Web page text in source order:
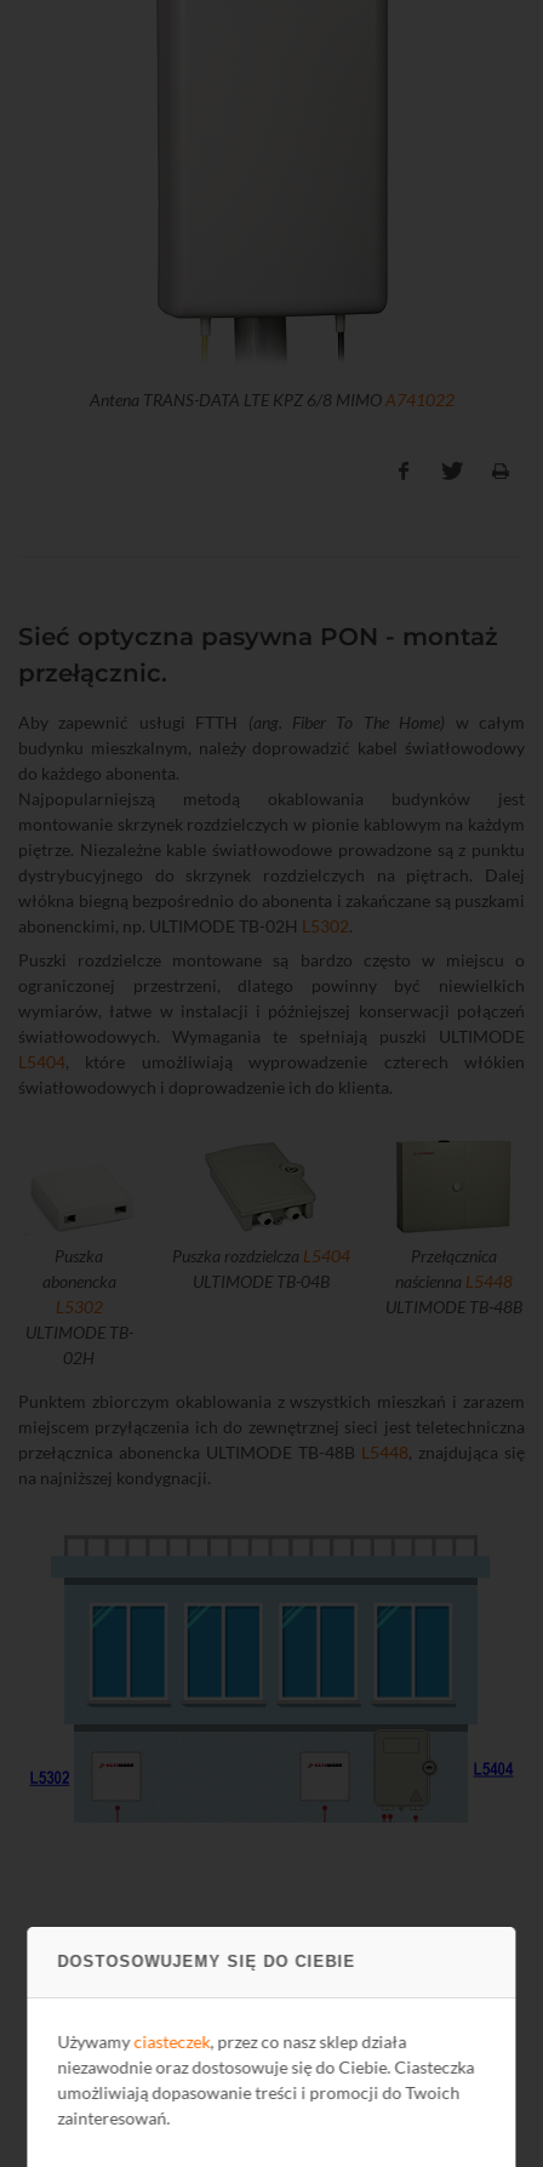
DOSTOSOWUJEMY SIĘ DO CIEBIE
Używamyciasteczek, przez co nasz sklep działa
niezawodnie oraz dostosowuje się do Ciebie. Ciasteczka
umożliwiają dopasowanie treści i promocji do Twoich
zainteresowań.
Antena TRANS-DATA LTE KPZ 6/8 MIMOA741022
Sieć optyczna pasywna PON - montaż
przełącznic.
Aby zapewnić usługi FTTH (ang. Fiber To The Home) w całym
budynku mieszkalnym, należy doprowadzić kabel światłowodowy
do każdego abonenta.
Najpopularniejszą metodą okablowania budynków jest
montowanie skrzynek rozdzielczych w pionie kablowym na każdym
piętrze. Niezależne kable światłowodowe prowadzone są z punktu
dystrybucyjnego do skrzynek rozdzielczych na piętrach. Dalej
włókna biegną bezpośrednio do abonenta i zakańczane są puszkami
abonenckimi, np. ULTIMODE TB-02H L5302.
Puszki rozdzielcze montowane są bardzo często w miejscu o
ograniczonej przestrzeni, dlatego powinny być niewielkich
wymiarów, łatwe w instalacji i późniejszej konserwacji połączeń
światłowodowych. Wymagania te spełniają puszki ULTIMODE
L5404, które umożliwiają wyprowadzenie czterech włókien
światłowodowych i doprowadzenie ich do klienta.
Puszka
abonencka
L5302
ULTIMODE TB-
02H
Puszka rozdzielcza L5404
ULTIMODE TB-04B
Przełącznica
naścienna L5448
ULTIMODE TB-48B
Punktem zbiorczym okablowania z wszystkich mieszkań i zarazem
miejscem przyłączenia ich do zewnętrznej sieci jest teletechniczna
przełącznica abonencka ULTIMODE TB-48B L5448, znajdująca się
na najniższej kondygnacji.